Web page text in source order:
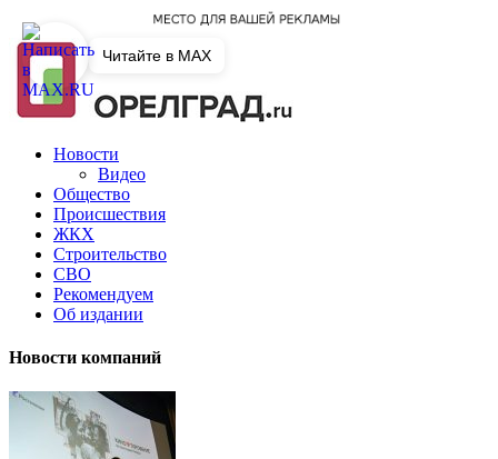
Новости
Видео
Общество
Происшествия
ЖКХ
Строительство
СВО
Рекомендуем
Об издании
Новости компаний
Читайте в MAX